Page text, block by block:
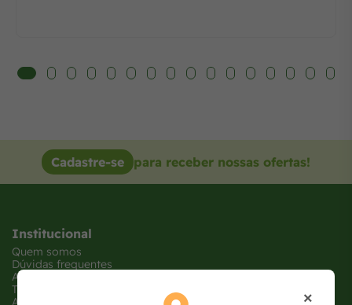
Cadastre-se para receber nossas ofertas!
Institucional
Quem somos
Dúvidas frequentes
Atendimento
Trabalhe conosco
Ajude uma ONG
×